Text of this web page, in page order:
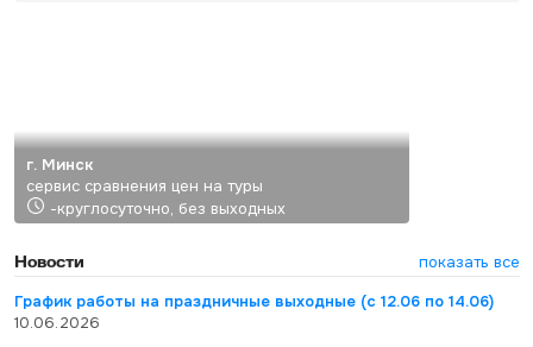
г. Минск
сервис сравнения цен на туры
-круглосуточно, без выходных
Новости
показать все
График работы на праздничные выходные (с 12.06 по 14.06)
10.06.2026